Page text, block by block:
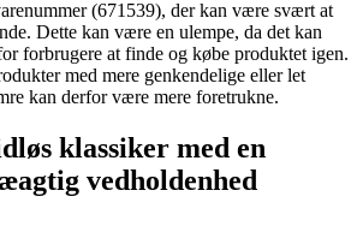
(671539), der kan være svært at
Dette kan være en ulempe, da det kan
forbrugere at finde og købe produktet igen.
med mere genkendelige eller let
kan derfor være mere foretrukne.
klassiker med en
vedholdenhed